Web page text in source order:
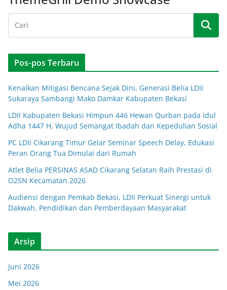
Pos-pos Terbaru
Kenalkan Mitigasi Bencana Sejak Dini, Generasi Belia LDII
Sukaraya Sambangi Mako Damkar Kabupaten Bekasi
LDII Kabupaten Bekasi Himpun 446 Hewan Qurban pada Idul
Adha 1447 H, Wujud Semangat Ibadah dan Kepedulian Sosial
PC LDII Cikarang Timur Gelar Seminar Speech Delay, Edukasi
Peran Orang Tua Dimulai dari Rumah
Atlet Belia PERSINAS ASAD Cikarang Selatan Raih Prestasi di
O2SN Kecamatan 2026
Audiensi dengan Pemkab Bekasi, LDII Perkuat Sinergi untuk
Dakwah, Pendidikan dan Pemberdayaan Masyarakat
Arsip
Juni 2026
Mei 2026